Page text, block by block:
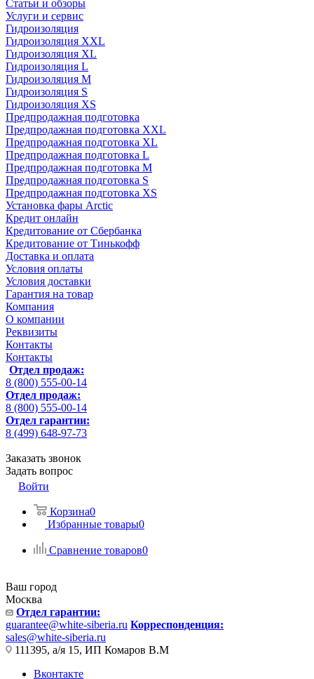
Статьи и обзоры
Услуги и сервис
Гидроизоляция
Гидроизоляция XXL
Гидроизоляция XL
Гидроизоляция L
Гидроизоляция M
Гидроизоляция S
Гидроизоляция XS
Предпродажная подготовка
Предпродажная подготовка XXL
Предпродажная подготовка XL
Предпродажная подготовка L
Предпродажная подготовка M
Предпродажная подготовка S
Предпродажная подготовка XS
Установка фары Arctic
Кредит онлайн
Кредитование от Сбербанка
Кредитование от Тинькофф
Доставка и оплата
Условия оплаты
Условия доставки
Гарантия на товар
Компания
О компании
Реквизиты
Контакты
Контакты
Отдел продаж:
8 (800) 555-00-14
Отдел продаж:
8 (800) 555-00-14
Отдел гарантии:
8 (499) 648-97-73
Заказать звонок
Задать вопрос
Войти
Корзина0
Избранные товары0
Сравнение товаров0
Ваш город
Москва
Отдел гарантии:
guarantee@white-siberia.ru Корреспонденция:
sales@white-siberia.ru
111395, а/я 15, ИП Комаров В.М
Вконтакте